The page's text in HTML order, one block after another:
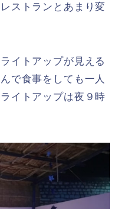
ストランとあまり変
イトアップが見える
で食事をしても一人
イトアップは夜９時